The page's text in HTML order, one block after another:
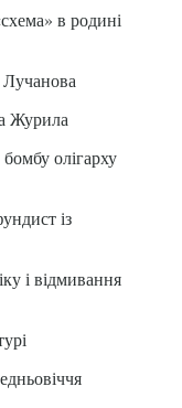
в родині
Журила
олігарху
із
і відмивання